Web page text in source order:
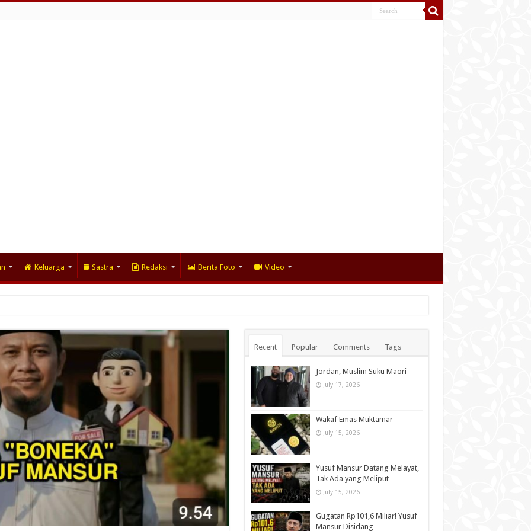
Keluarga Sastra Redaksi Berita Foto Video
Recent Popular Comments Tags
Jordan, Muslim Suku Maori
July 17, 2026
Wakaf Emas Muktamar
July 15, 2026
Yusuf Mansur Datang Melayat,
Tak Ada yang Meliput
July 15, 2026
Gugatan Rp101,6 Miliar! Yusuf
Mansur Disidang